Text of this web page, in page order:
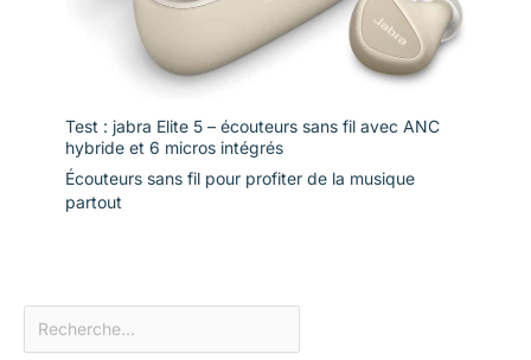
Test : jabra Elite 5 – écouteurs sans fil avec ANC
hybride et 6 micros intégrés
Écouteurs sans fil pour profiter de la musique
partout